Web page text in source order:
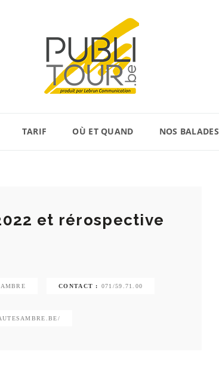
TARIF OÙ ET QUAND NOS BALADES
et rérospective
CONTACT : 071/59.71.00